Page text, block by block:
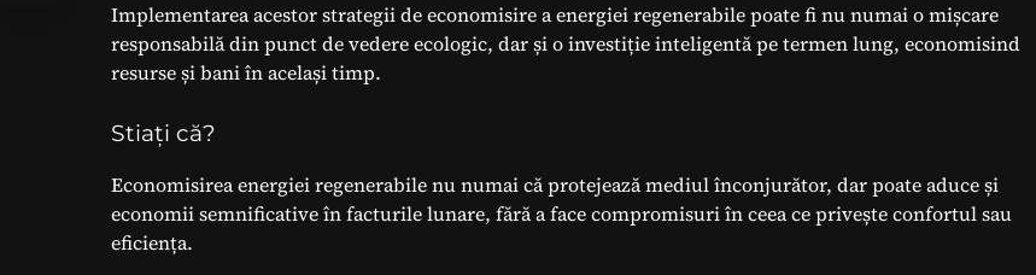
Implementarea acestor strategii de economisire a energiei regenerabile poate fi nu numai o mișcare
responsabilă din punct de vedere ecologic, dar și o investiție inteligentă pe termen lung, economisind
resurse și bani în același timp.
Stiați că?
Economisirea energiei regenerabile nu numai că protejează mediul înconjurător, dar poate aduce și
economii semnificative în facturile lunare, fără a face compromisuri în ceea ce privește confortul sau
eficiența.